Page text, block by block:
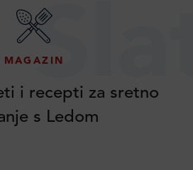
MAGAZIN
i recepti za sretno
s Ledom